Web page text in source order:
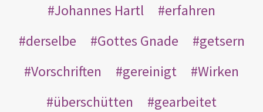
Johannes Hartl
erfahren
derselbe
Gottes Gnade
getsern
Vorschriften
gereinigt
Wirken
überschütten
gearbeitet